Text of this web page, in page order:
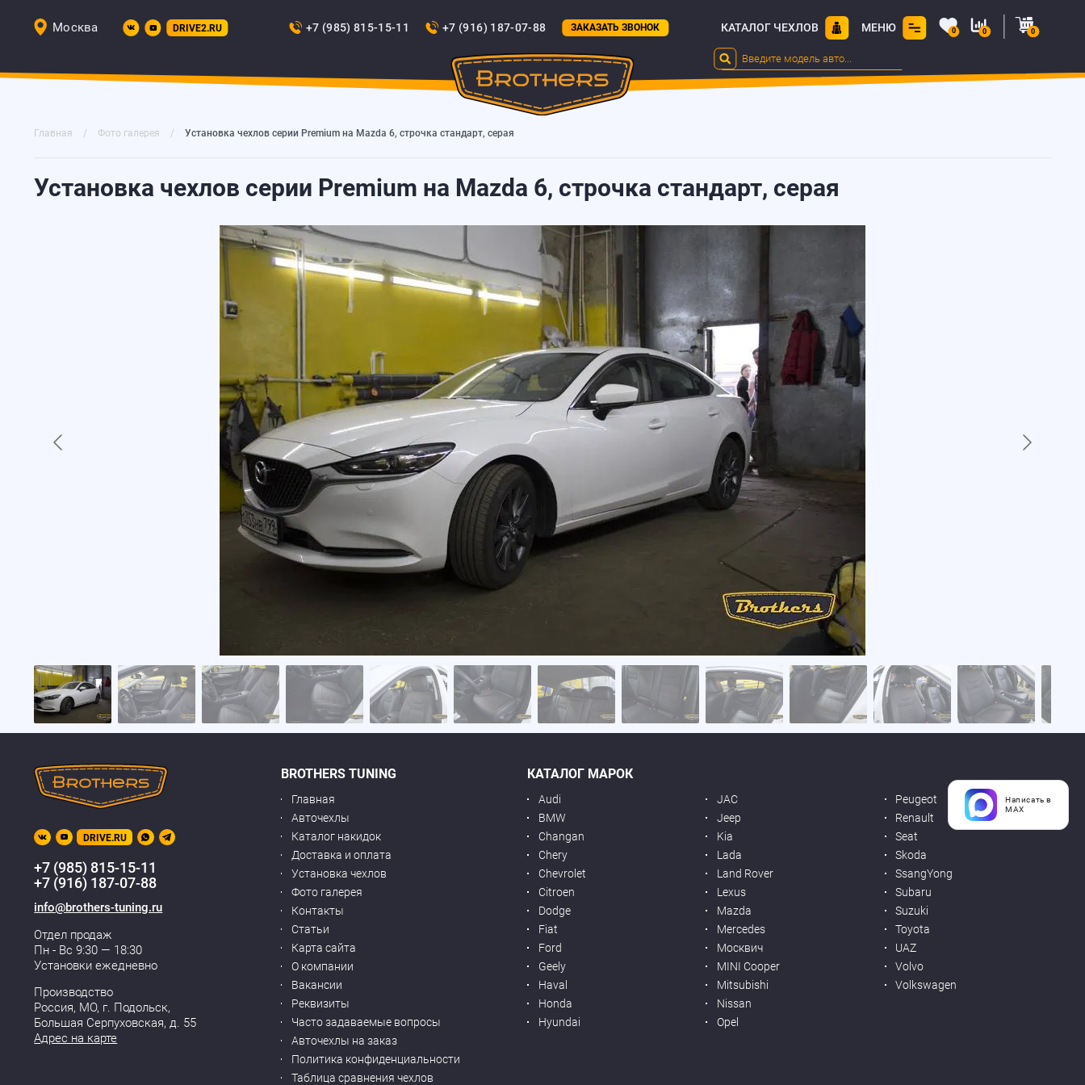
Москва DRIVE2.RU +7 (985) 815-15-11 +7 (916) 187-07-88 ЗАКАЗАТЬ ЗВОНОК КАТАЛОГ ЧЕХЛОВ МЕНЮ 0 0 0
Главная Фото галерея Установка чехлов серии Premium на Mazda 6, строчка стандарт, серая
Установка чехлов серии Premium на Mazda 6, строчка стандарт, серая
DRIVE.RU
+7 (985) 815-15-11
+7 (916) 187-07-88
info@brothers-tuning.ru
Отдел продаж
Пн - Вс 9:30 — 18:30
Установки ежедневно
Производство
Россия, МО, г. Подольск,
Большая Серпуховская, д. 55
Адрес на карте
BROTHERS TUNING
Главная
Авточехлы
Каталог накидок
Доставка и оплата
Установка чехлов
Фото галерея
Контакты
Статьи
Карта сайта
О компании
Вакансии
Реквизиты
Часто задаваемые вопросы
Авточехлы на заказ
Политика конфиденциальности
Таблица сравнения чехлов
КАТАЛОГ МАРОК
Audi
BMW
Changan
Chery
Chevrolet
Citroen
Dodge
Fiat
Ford
Geely
Haval
Honda
Hyundai
JAC
Jeep
Kia
Lada
Land Rover
Lexus
Mazda
Mercedes
Москвич
MINI Cooper
Mitsubishi
Nissan
Opel
Peugeot
Renault
Seat
Skoda
SsangYong
Subaru
Suzuki
Toyota
UAZ
Volvo
Volkswagen
Написать в
MAX